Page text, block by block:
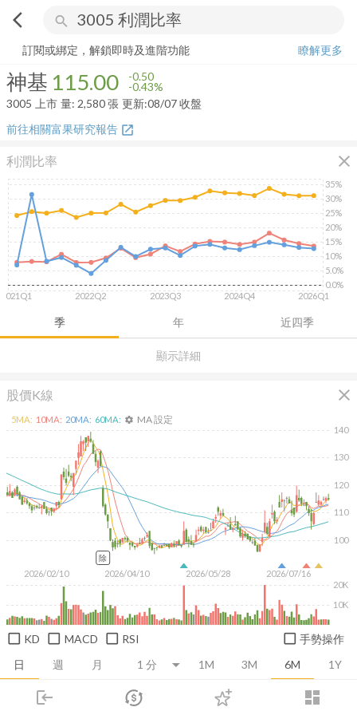
arrow_back_ios search
login dashboard
市場 登入
神基 115.00 -0.43%
訂閱或綁定，解鎖即時及進階功能
瞭解更多
神基 115.00 -0.50
-0.43%
3005
上市 量: 2,580張 更新:08/07 收盤
前往相關富果研究報告 open_in_new
利潤比率 close
顯示詳細
季 年 近四季
2021Q1 2022Q2 2023Q3 2024Q4 2026Q1
0.0%
5.0%
10%
15%
20%
25%
30%
35%
股價K線 close
日 週 月 1M 3M 6M 1Y
2026/02/10 2026/04/10 2026/05/28 2026/07/16
100
110
120
130
140
10K
20K
5MA: 10MA: 20MA: 60MA: settings MA 設定
除
KD MACD RSI 手勢操作
推薦卡片 消息面 財務報